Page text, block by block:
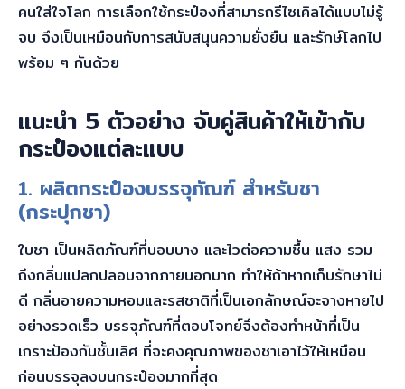
คนใส่ใจโลก การเลือกใช้กระป๋องที่สามารถรีไซเคิลได้แบบไม่รู้
จบ จึงเป็นเหมือนกับการสนับสนุนความยั่งยืน และรักษ์โลกไป
พร้อม ๆ กันด้วย
แนะนำ 5 ตัวอย่าง จับคู่สินค้าให้เข้ากับ
กระป๋องแต่ละแบบ
1. ผลิตกระป๋องบรรจุภัณฑ์ สำหรับชา
(กระปุกชา)
ใบชา เป็นผลิตภัณฑ์ที่บอบบาง และไวต่อความชื้น แสง รวม
ถึงกลิ่นแปลกปลอมจากภายนอกมาก ทำให้ถ้าหากเก็บรักษาไม่
ดี กลิ่นอายความหอมและรสชาติที่เป็นเอกลักษณ์จะจางหายไป
อย่างรวดเร็ว บรรจุภัณฑ์ที่ตอบโจทย์จึงต้องทำหน้าที่เป็น
เกราะป้องกันชั้นเลิศ ที่จะคงคุณภาพของชาเอาไว้ให้เหมือน
ก่อนบรรจุลงบนกระป๋องมากที่สุด